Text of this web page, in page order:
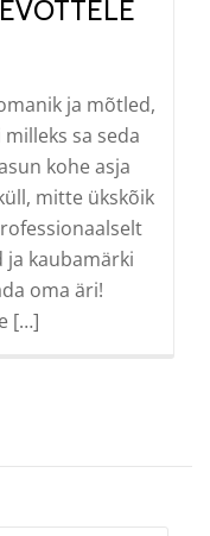
ja mõtled,
sa seda
kohe asja
mitte ükskõik
kaubamärki
oma äri!
[…]